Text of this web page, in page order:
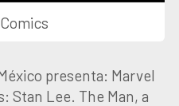
presenta: Marvel
Stan Lee. The Man, a